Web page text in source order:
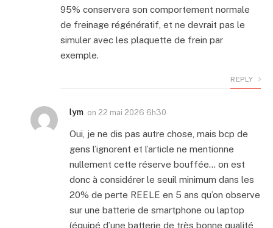
95% conservera son comportement normale
de freinage régénératif, et ne devrait pas le
simuler avec les plaquette de frein par
exemple.
REPLY
lym on 22 mai 2026 6h30
Oui, je ne dis pas autre chose, mais bcp de
gens l’ignorent et l’article ne mentionne
nullement cette réserve bouffée… on est
donc à considérer le seuil minimum dans les
20% de perte REELE en 5 ans qu’on observe
sur une batterie de smartphone ou laptop
(équipé d’une batterie de très bonne qualité